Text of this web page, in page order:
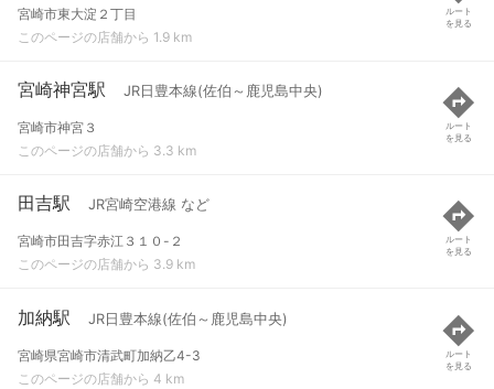
宮崎市東大淀２丁目
このページの店舗から 1.9 km
ルート
を見る
宮崎神宮駅 JR日豊本線(佐伯～鹿児島中央)
宮崎市神宮３
このページの店舗から 3.3 km
ルート
を見る
田吉駅 JR宮崎空港線 など
宮崎市田吉字赤江３１０-２
このページの店舗から 3.9 km
ルート
を見る
加納駅 JR日豊本線(佐伯～鹿児島中央)
宮崎県宮崎市清武町加納乙4-3
このページの店舗から 4 km
ルート
を見る